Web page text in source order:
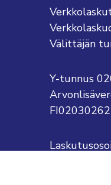
Välittäjän
Y-tunnus
FI02030262